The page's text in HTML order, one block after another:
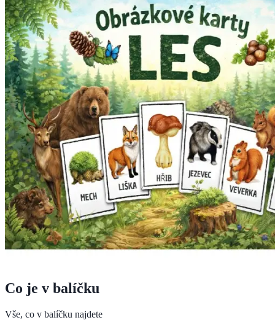
Co je v balíčku
Vše, co v balíčku najdete